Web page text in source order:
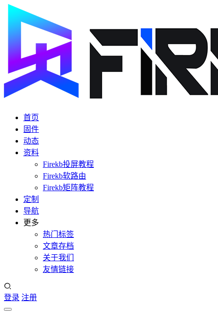
首页
固件
动态
资料
Firekb投屏教程
Firekb软路由
Firekb矩阵教程
定制
导航
更多
热门标签
文章存档
关于我们
友情链接
登录 注册